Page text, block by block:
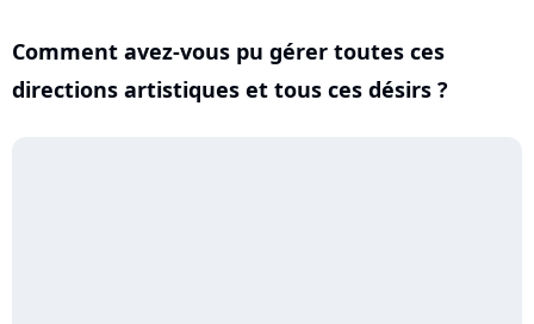
Comment avez-vous pu gérer toutes ces
directions artistiques et tous ces désirs ?